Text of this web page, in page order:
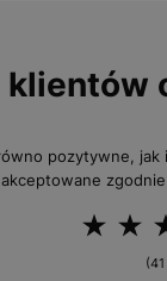
pozytywne,